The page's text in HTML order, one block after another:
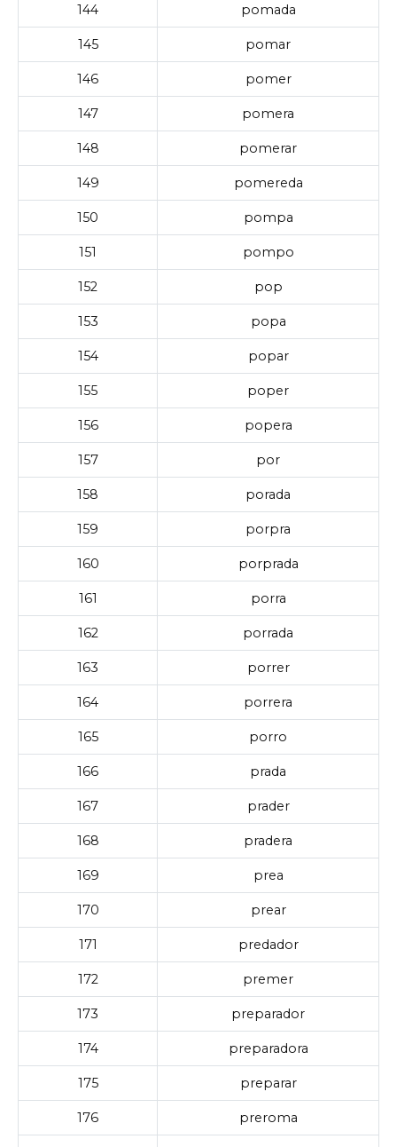
144 pomada
145 pomar
146 pomer
147 pomera
148 pomerar
149 pomereda
150 pompa
151 pompo
152 pop
153 popa
154 popar
155 poper
156 popera
157 por
158 porada
159 porpra
160 porprada
161 porra
162 porrada
163 porrer
164 porrera
165 porro
166 prada
167 prader
168 pradera
169 prea
170 prear
171 predador
172 premer
173 preparador
174 preparadora
175 preparar
176 preroma